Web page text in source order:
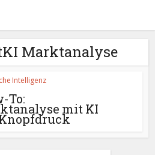
Marktanalyse
Intelligenz
To:
mit KI